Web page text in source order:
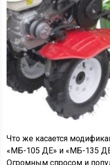
Что же касается
«МБ-105 ДЕ» и «МБ-135
Огромным спросом и